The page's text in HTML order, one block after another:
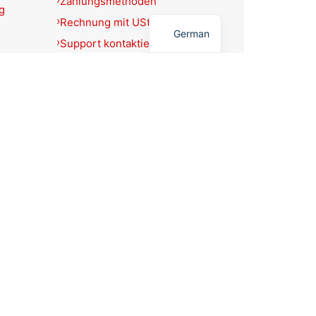
Rechnung mit USt.-Ausweis?
Support kontaktieren
German